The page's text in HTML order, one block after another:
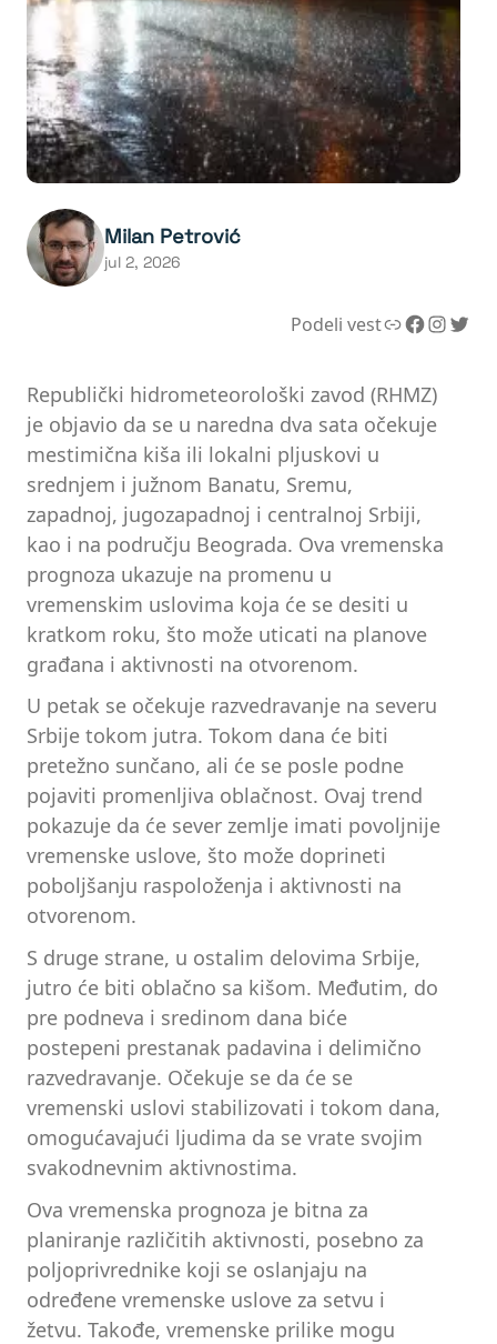
Milan Petrović
jul 2, 2026
Podeli vestLink Facebook InstagramTwitter
Republički hidrometeorološki zavod (RHMZ)
je objavio da se u naredna dva sata očekuje
mestimična kiša ili lokalni pljuskovi u
srednjem i južnom Banatu, Sremu,
zapadnoj, jugozapadnoj i centralnoj Srbiji,
kao i na području Beograda. Ova vremenska
prognoza ukazuje na promenu u
vremenskim uslovima koja će se desiti u
kratkom roku, što može uticati na planove
građana i aktivnosti na otvorenom.
U petak se očekuje razvedravanje na severu
Srbije tokom jutra. Tokom dana će biti
pretežno sunčano, ali će se posle podne
pojaviti promenljiva oblačnost. Ovaj trend
pokazuje da će sever zemlje imati povoljnije
vremenske uslove, što može doprineti
poboljšanju raspoloženja i aktivnosti na
otvorenom.
S druge strane, u ostalim delovima Srbije,
jutro će biti oblačno sa kišom. Međutim, do
pre podneva i sredinom dana biće
postepeni prestanak padavina i delimično
razvedravanje. Očekuje se da će se
vremenski uslovi stabilizovati i tokom dana,
omogućavajući ljudima da se vrate svojim
svakodnevnim aktivnostima.
Ova vremenska prognoza je bitna za
planiranje različitih aktivnosti, posebno za
poljoprivrednike koji se oslanjaju na
određene vremenske uslove za setvu i
žetvu. Takođe, vremenske prilike mogu